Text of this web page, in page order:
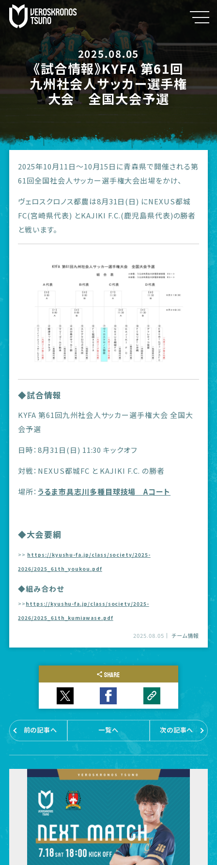
2025.08.05
《試合情報》KYFA 第61回
九州社会人サッカー選手権
大会 全国大会予選
2025年10月11日～10月15日に青森県で開催される第
61回全国社会人サッカー選手権大会出場をかけ、
ヴェロスクロノス都農は8月31日(日) にNEXUS都城
FC(宮崎県代表) とKAJIKI F.C.(鹿児島県代表)の勝者
と戦います。
◆試合情報
KYFA 第61回九州社会人サッカー選手権大会 全国大
会予選
日時：8月31日(日) 11:30 キックオフ
対戦：NEXUS都城FC と KAJIKI F.C. の勝者
場所： うるま市具志川多種目球技場 Aコート
◆大会要綱
>> https://kyushu-fa.jp/class/society/2025-
2026/2025_61th_youkou.pdf
◆組み合わせ
>> https://kyushu-fa.jp/class/society/2025-
2026/2025_61th_kumiawase.pdf
2025.08.05 チーム情報
SHARE
前の記事へ 一覧へ 次の記事へ